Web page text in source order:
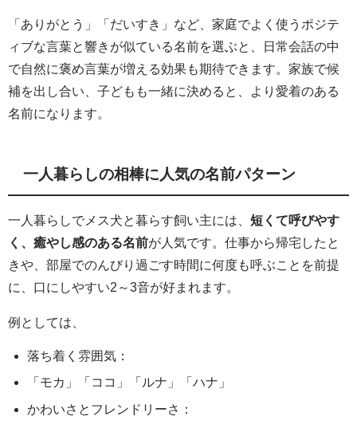
「ありがとう」「だいすき」など、家庭でよく使うポジテ
ィブな言葉と響きが似ている名前を選ぶと、日常会話の中
で自然に褒め言葉が増える効果も期待できます。家族で候
補を出し合い、子どもも一緒に決めると、より愛着のある
名前になります。
一人暮らしの相棒に人気の名前パターン
一人暮らしでメス犬と暮らす飼い主には、 短くて呼びやす
く、癒やし感のある名前が人気です。仕事から帰宅したと
きや、部屋でのんびり過ごす時間に何度も呼ぶことを前提
に、口にしやすい2～3音が好まれます。
例としては、
落ち着く雰囲気：
「モカ」「ココ」「ルナ」「ハナ」
かわいさとフレンドリーさ：